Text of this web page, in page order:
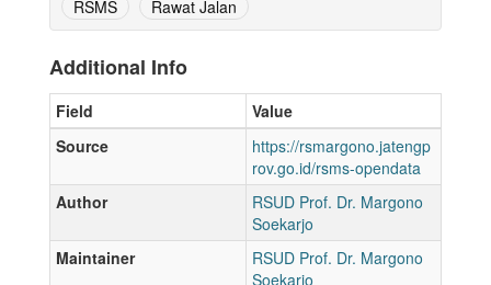
RSMS
Rawat Jalan
Additional Info
Field
Value
Source
https://rsmargono.jatengp
rov.go.id/rsms-opendata
Author
RSUD Prof. Dr. Margono
Soekarjo
Maintainer
RSUD Prof. Dr. Margono
Soekarjo